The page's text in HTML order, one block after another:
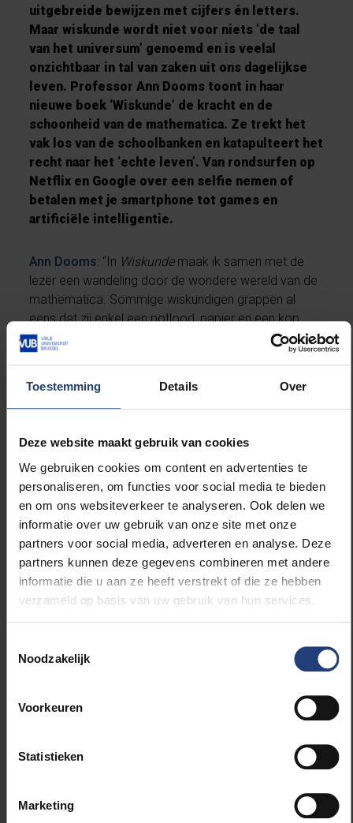
Toestemming Details Over
Deze website maakt gebruik van cookies
We gebruiken cookies om content en advertenties te
personaliseren, om functies voor social media te bieden
en om ons websiteverkeer te analyseren. Ook delen we
informatie over uw gebruik van onze site met onze
partners voor social media, adverteren en analyse. Deze
partners kunnen deze gegevens combineren met andere
informatie die u aan ze heeft verstrekt of die ze hebben
verzameld op basis van uw gebruik van hun services.
Noodzakelijk
Voorkeuren
Statistieken
Marketing
uitgebreide bewijzen met cijfers én letters.
Maar wiskunde wordt niet voor niets ‘de taal
van het universum’ genoemd en is veelal
onzichtbaar in tal van zaken uit ons dagelijkse
leven. Professor Ann Dooms toont in haar
nieuwe boek ‘Wiskunde’ de kracht en de
schoonheid van de mathematica. Ze trekt het
vak los van de schoolbanken en katapulteert het
recht naar het ‘echte leven’. Van rondsurfen op
Netflix en Google over een selfie nemen of
betalen met je smartphone tot games en
artificiële intelligentie.
Ann Dooms: “In Wiskunde maak ik samen met de
lezer een wandeling door de wondere wereld van de
mathematica. Sommige wiskundigen grappen al
eens dat zij enkel een potlood, papier en een kop
koffie nodig hebben. Neem dat er ook gerust bij!
Professor Dooms de onderzoeksgroep
Digital
met toepassingen in digitale schilderij en document-
Information Forensics & Security en de
wetenschappelijke raad van Defensie. Ze is mede-
oprichter van het Platform Wiskunde Vlaanderen en
columniste bij EOS Wetenschap en De Tijd.
Het boek “Wiskunde” is een uitgave van Nerdland, het
boekenlabel van Lieven Scheire bij Borgerhoff &
Lamberigts en is vanaf 5 november verkrijgbaar in de